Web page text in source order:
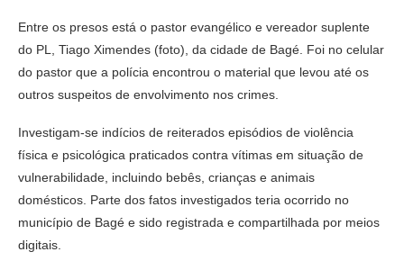
Entre os presos está o pastor evangélico e vereador suplente
do PL, Tiago Ximendes (foto), da cidade de Bagé. Foi no celular
do pastor que a polícia encontrou o material que levou até os
outros suspeitos de envolvimento nos crimes.
Investigam-se indícios de reiterados episódios de violência
física e psicológica praticados contra vítimas em situação de
vulnerabilidade, incluindo bebês, crianças e animais
domésticos. Parte dos fatos investigados teria ocorrido no
município de Bagé e sido registrada e compartilhada por meios
digitais.